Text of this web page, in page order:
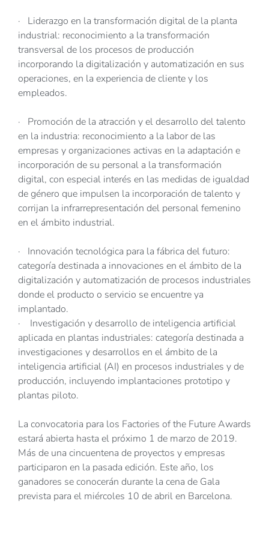
· Liderazgo en la transformación digital de la planta
industrial: reconocimiento a la transformación
transversal de los procesos de producción
incorporando la digitalización y automatización en sus
operaciones, en la experiencia de cliente y los
empleados.
· Promoción de la atracción y el desarrollo del talento
en la industria: reconocimiento a la labor de las
empresas y organizaciones activas en la adaptación e
incorporación de su personal a la transformación
digital, con especial interés en las medidas de igualdad
de género que impulsen la incorporación de talento y
corrijan la infrarrepresentación del personal femenino
en el ámbito industrial.
· Innovación tecnológica para la fábrica del futuro:
categoría destinada a innovaciones en el ámbito de la
digitalización y automatización de procesos industriales
donde el producto o servicio se encuentre ya
implantado.
· Investigación y desarrollo de inteligencia artificial
aplicada en plantas industriales: categoría destinada a
investigaciones y desarrollos en el ámbito de la
inteligencia artificial (AI) en procesos industriales y de
producción, incluyendo implantaciones prototipo y
plantas piloto.
La convocatoria para los Factories of the Future Awards
estará abierta hasta el próximo 1 de marzo de 2019.
Más de una cincuentena de proyectos y empresas
participaron en la pasada edición. Este año, los
ganadores se conocerán durante la cena de Gala
prevista para el miércoles 10 de abril en Barcelona.